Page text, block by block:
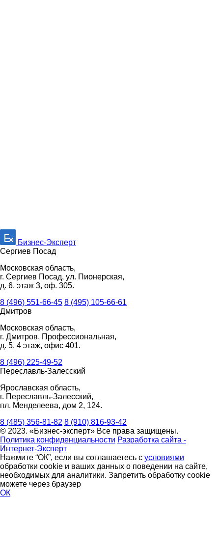
Бизнес-Эксперт
Сергиев Посад
Московская область,
г. Сергиев Посад, ул. Пионерская,
д. 6, этаж 3, оф. 305.
8 (496) 551-66-45 8 (495) 105-66-61
Дмитров
Московская область,
г. Дмитров, Профессиональная,
д. 5, 4 этаж, офис 401.
8 (496) 225-49-52
Переславль-Залесский
Ярославская область,
г. Переславль-Залесский,
пл. Менделеева, дом 2, 124.
8 (485) 356-81-82 8 (910) 816-93-42
© 2023. «Бизнес-эксперт» Все права защищены.
Политика конфиденциальности Разработка сайта -
Интернет-Эксперт
Нажмите “ОК”, если вы соглашаетесь с условиями
обработки cookie и ваших данных о поведении на сайте,
необходимых для аналитики. Запретить обработку cookie
можете через браузер
ОК